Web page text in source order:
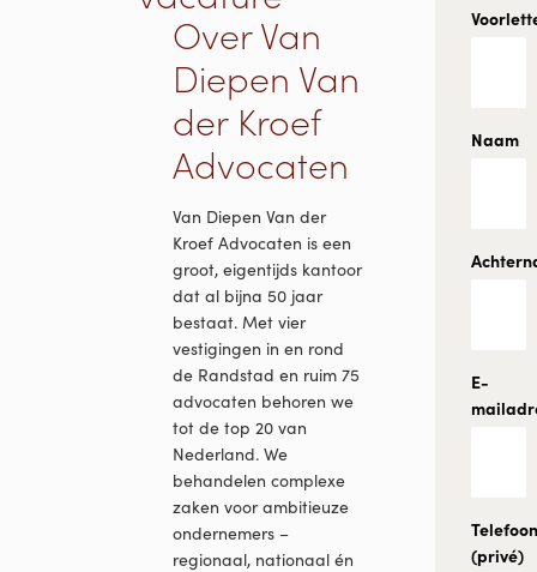
Over Van
Diepen Van
der Kroef
Advocaten
Van Diepen Van der
Kroef Advocaten is een
groot, eigentijds kantoor
dat al bijna 50 jaar
bestaat. Met vier
vestigingen in en rond
de Randstad en ruim 75
advocaten behoren we
tot de top 20 van
Nederland. We
behandelen complexe
zaken voor ambitieuze
ondernemers –
regionaal, nationaal én
Naam
E-
(privé)